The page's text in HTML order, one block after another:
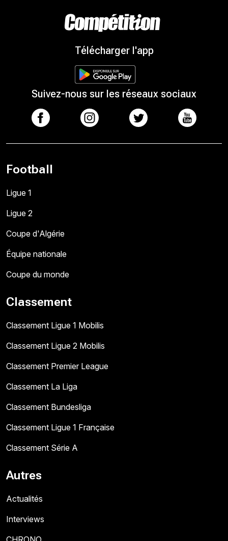
Télécharger l'app
Suivez-nous sur les réseaux sociaux
Football
Ligue 1
Ligue 2
Coupe d'Algérie
Équipe nationale
Coupe du monde
Classement
Classement Ligue 1 Mobilis
Classement Ligue 2 Mobilis
Classement Premier League
Classement La Liga
Classement Bundesliga
Classement Ligue 1 Française
Classement Série A
Autres
Actualités
Interviews